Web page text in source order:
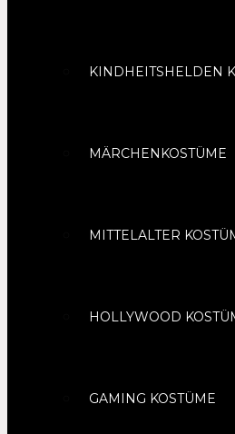
KINDHEITSHELDEN
MÄRCHENKOSTÜME
MITTELALTER
HOLLYWOOD
GAMING KOSTÜME